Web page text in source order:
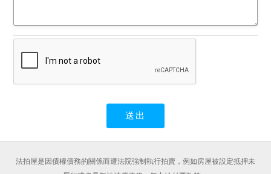
法拍屋是因債權債務的關係而遭法院強制執行拍賣，例如房屋被設定抵押未